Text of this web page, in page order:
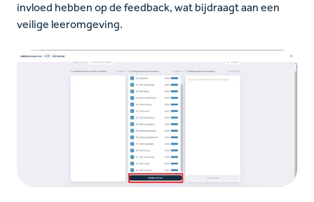
invloed hebben op de feedback, wat bijdraagt aan een
veilige leeromgeving.